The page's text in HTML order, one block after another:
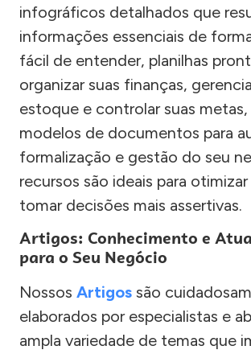
infográficos detalhados que
informações essenciais de
fácil de entender, planilhas
organizar suas finanças,
estoque e controlar suas
modelos de documentos para
formalização e gestão do seu
recursos são ideais para
tomar decisões mais assertivas.
Artigos: Conhecimento e
para o Seu Negócio
Nossos Artigos são
elaborados por especialistas e
ampla variedade de temas que